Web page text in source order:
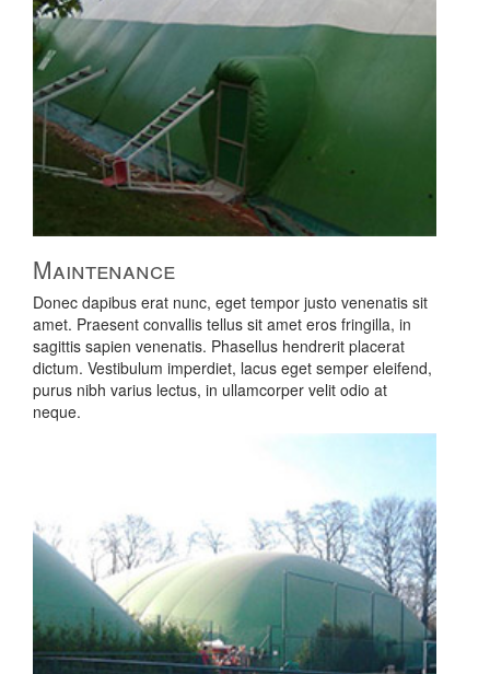
Maintenance
Donec dapibus erat nunc, eget tempor justo venenatis sit
amet. Praesent convallis tellus sit amet eros fringilla, in
sagittis sapien venenatis. Phasellus hendrerit placerat
dictum. Vestibulum imperdiet, lacus eget semper eleifend,
purus nibh varius lectus, in ullamcorper velit odio at
neque.